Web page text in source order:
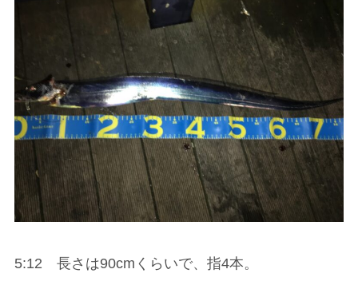
5:12 長さは90cmくらいで、指4本。